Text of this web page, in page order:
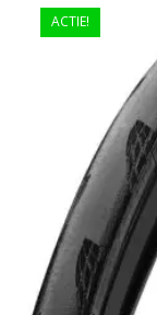
ACTIE!